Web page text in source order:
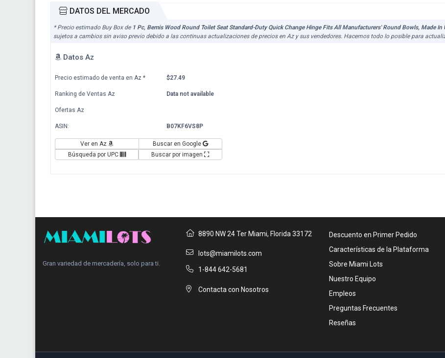
DATOS DEL MERCADO
* Precio estimado Buy Box de 1 Pc, Bemis Wood Round Toilet Seat Standard-Duty Quick Change Hinge Fits All Manufacturers' Round Bowls, Made In
sujetos a cambios sin aviso previo debido a las continuas actualizaciones de precios en Az y sus vendedores. Hacemos todo lo posible para
Datos Az
Precio estimado de venta en Az * $27.49
Ranking de Ventas Az Data not available
Ofertas Az
ASIN: B07KF6VS8P
Ver en Az
Buscar en Google
Búsqueda por UPC
Buscar por imagen
Gran variedad de mercadería, solo para ti.
8890 NW 24 Ter Miami, Florida 33172
lots@miamilots.com
1-844 642-5681
Contacta con Nosotros
Descuento en Primer Pedido
Características de la Plataforma
Sobre Miami Lots
Nuestro Equipo
Empleos
Preguntas Frecuentes
Reseñas